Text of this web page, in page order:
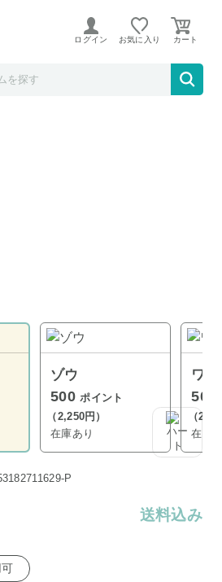
ります。
ログイン お気に入り
グトイ イヌのチャーリー
ゾウ
500ポイント
（2,250円）
在庫あり
ワニ
500
（
在庫
P
送料込み